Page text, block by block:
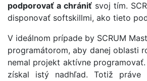
podporovať a chrániť svoj tím.
disponovať softskillmi, ako tieto
V ideálnom prípade by SCRUM
programátorom, aby danej oblasti
nemal projekt aktívne
získal istý nadhľad. Totiž